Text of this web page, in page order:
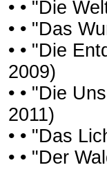
• • "Die
• • "Das
• • "Die
2009)
• • "Die
2011)
• • "Das
• • "Der